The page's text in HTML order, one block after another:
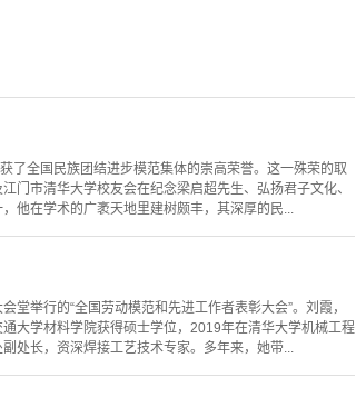
了全国民族团结进步模范集体的崇高荣誉。这一殊荣的取
门市清华大学校友会在纪念梁启超先生、弘扬君子文化、
他在学术的广袤天地里建树颇丰，其深厚的民...
举行的“全国劳动模范和先进工作者表彰大会”。刘霞，
大学材料学院获得硕士学位，2019年在清华大学机械工程
处长，资深焊接工艺技术专家。多年来，她带...